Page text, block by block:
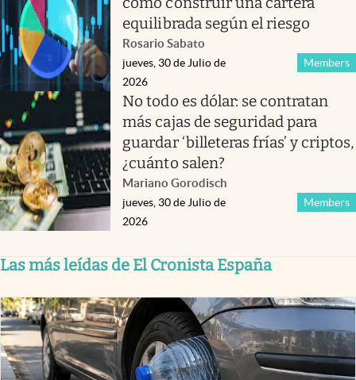
equilibrada según el riesgo
Rosario Sabato
Members
jueves, 30 de Julio de
2026
No todo es dólar: se contratan
más cajas de seguridad para
guardar ‘billeteras frías’ y criptos,
¿cuánto salen?
Mariano Gorodisch
Members
jueves, 30 de Julio de
2026
Las más leídas de El Cronista España